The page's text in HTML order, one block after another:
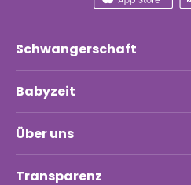
Schwangerschaft
Babyzeit
Über uns
Transparenz